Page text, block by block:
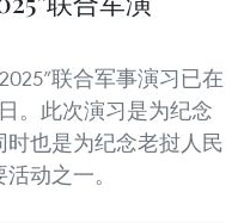
联合军事演习已在
。此次演习是为纪念
也是为纪念老挝人民
动之一。